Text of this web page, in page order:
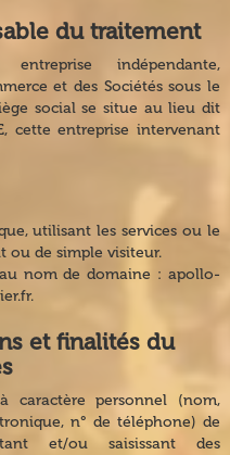
du traitement
indépendante,
et des Sociétés sous le
social se situe au lieu dit
cette entreprise intervenant
utilisant les services ou le
ou de simple visiteur.
nom de domaine : apollo-
et finalités du
caractère personnel (nom,
n° de téléphone) de
et/ou saisissant des